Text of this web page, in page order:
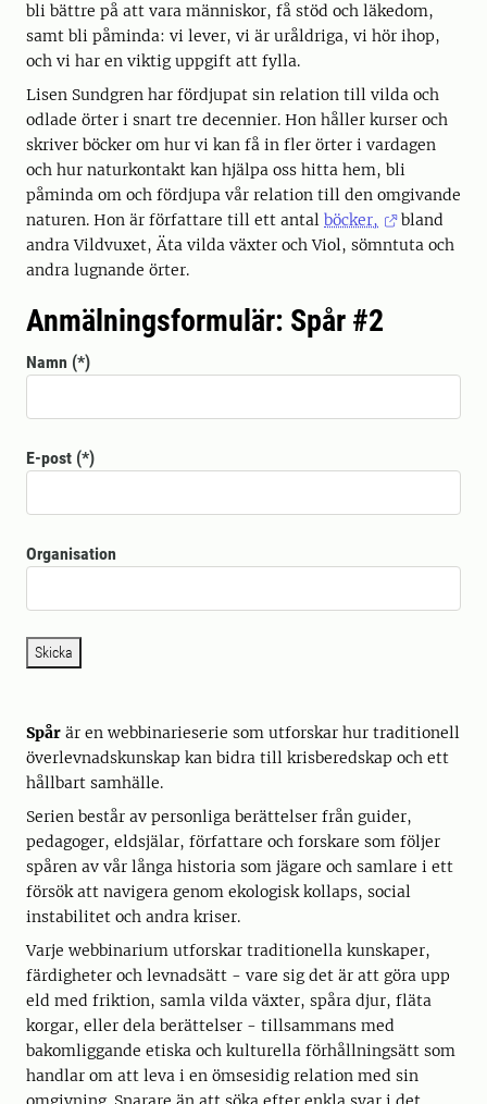
bli bättre på att vara människor, få stöd och läkedom,
samt bli påminda: vi lever, vi är uråldriga, vi hör ihop,
och vi har en viktig uppgift att fylla.
Lisen Sundgren har fördjupat sin relation till vilda och
odlade örter i snart tre decennier. Hon håller kurser och
skriver böcker om hur vi kan få in fler örter i vardagen
och hur naturkontakt kan hjälpa oss hitta hem, bli
påminda om och fördjupa vår relation till den omgivande
naturen. Hon är författare till ett antal böcker,
bland
andra Vildvuxet, Äta vilda växter och Viol, sömntuta och
andra lugnande örter.
Anmälningsformulär: Spår #2
Namn
E-post
Organisation
Skicka
Spår är en webbinarieserie som utforskar hur traditionell
överlevnadskunskap kan bidra till krisberedskap och ett
hållbart samhälle.
Serien består av personliga berättelser från guider,
pedagoger, eldsjälar, författare och forskare som följer
spåren av vår långa historia som jägare och samlare i ett
försök att navigera genom ekologisk kollaps, social
instabilitet och andra kriser.
Varje webbinarium utforskar traditionella kunskaper,
färdigheter och levnadsätt - vare sig det är att göra upp
eld med friktion, samla vilda växter, spåra djur, fläta
korgar, eller dela berättelser - tillsammans med
bakomliggande etiska och kulturella förhållningsätt som
handlar om att leva i en ömsesidig relation med sin